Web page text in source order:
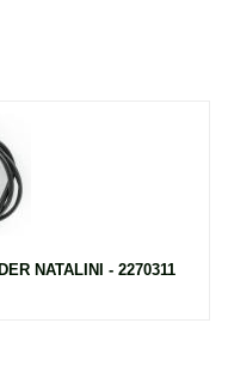
NATALINI - 2270311